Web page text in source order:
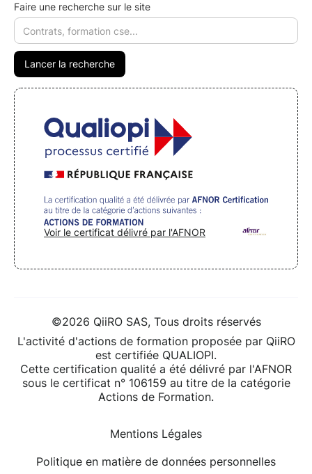
Faire une recherche sur le site
Voir le certificat délivré par l'AFNOR
©2026 QiiRO SAS, Tous droits réservés
L'activité d'actions de formation proposée par QiiRO
est certifiée QUALIOPI.
Cette certification qualité a été délivré par l'AFNOR
sous le certificat n° 106159 au titre de la catégorie
Actions de Formation.
Mentions Légales
Politique en matière de données personnelles